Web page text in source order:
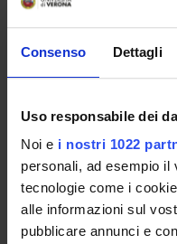
Consenso Dettagli
Uso responsabile dei
Noi e i nostri 1022
personali, ad esempio il
tecnologie come i
alle informazioni sul
pubblicare annunci e
dismissione dal 01/08/
COMPETENZE
ATTIVITÀ
AREE DI RICERCA